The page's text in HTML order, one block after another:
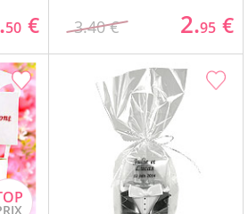
50 € 3.40 € 2.95 €